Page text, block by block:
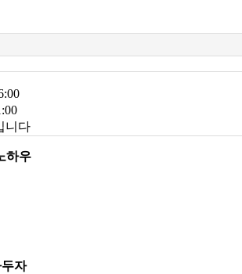
니다
하우
자